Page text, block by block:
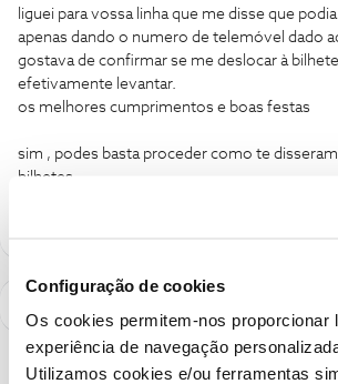
Configuração de cookies
Os cookies permitem-nos proporcionar
experiência de navegação
Utilizamos cookies e/ou ferramentas
liguei para vossa linha que me disse que
apenas dando o numero de telemóvel dado
gostava de confirmar se me deslocar à
efetivamente levantar.
os melhores cumprimentos e boas festas
sim , podes basta proceder como te
bilhetes.